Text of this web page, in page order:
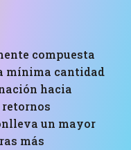
compuesta
mínima cantidad
hacia
retornos
un mayor
más